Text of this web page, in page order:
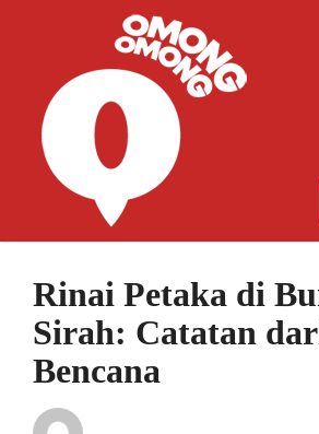
Rinai Petaka di
Sirah: Catatan
Bencana